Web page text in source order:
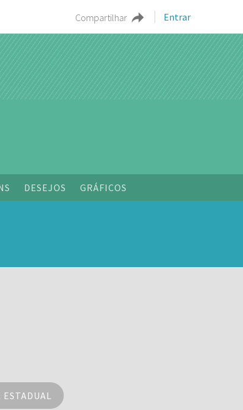
Compartilhar Entrar
DESEJOS GRÁFICOS
ESTADUAL